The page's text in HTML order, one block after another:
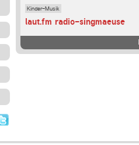
Kinder-Musik
laut.fm radio-singmaeuse